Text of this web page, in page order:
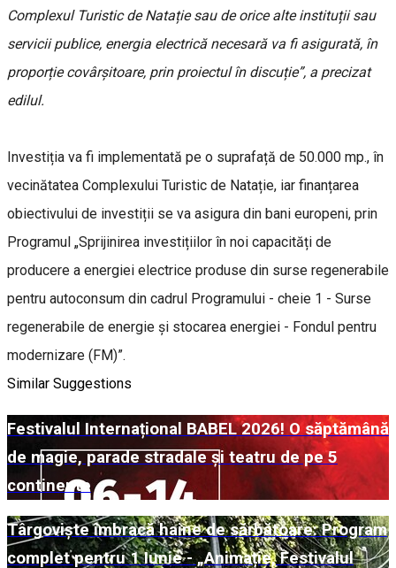
Complexul Turistic de Natație sau de orice alte instituții sau
servicii publice, energia electrică necesară va fi asigurată, în
proporție covârșitoare, prin proiectul în discuție”, a precizat
edilul.
Investiția va fi implementată pe o suprafață de 50.000 mp., în
vecinătatea Complexului Turistic de Natație, iar finanțarea
obiectivului de investiții se va asigura din bani europeni, prin
Programul „Sprijinirea investițiilor în noi capacități de
producere a energiei electrice produse din surse regenerabile
pentru autoconsum din cadrul Programului - cheie 1 - Surse
regenerabile de energie și stocarea energiei - Fondul pentru
modernizare (FM)”.
Similar Suggestions
Festivalul Internațional BABEL 2026! O săptămână
de magie, parade stradale și teatru de pe 5
continente
Târgoviște îmbracă haine de sărbătoare: Program
complet pentru 1 Iunie - „Animație, Festivalul